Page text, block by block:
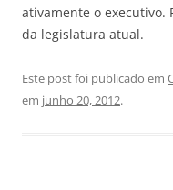
ativamente o executivo.
da legislatura atual.
Este post foi publicado em
em junho 20, 2012.